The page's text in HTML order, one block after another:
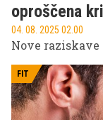
oproščena
04. 08. 2025 02.00
Nove raziskave
FIT